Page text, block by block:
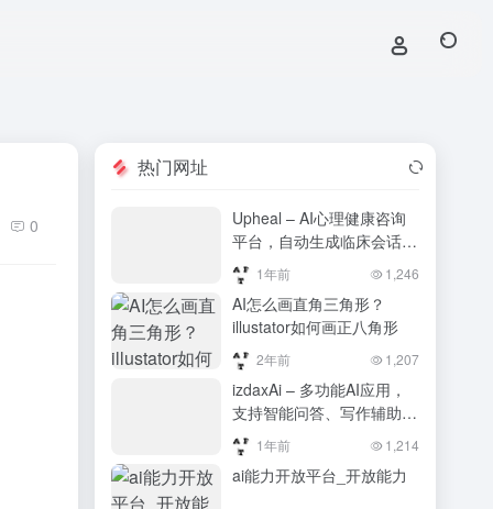
0
热门网址
Upheal – AI心理健康咨询
平台，自动生成临床会话笔
记，专业人士的新助手
1年前 1,246
AI怎么画直角三角形？
illustator如何画正八角形
2年前 1,207
izdaxAi – 多功能AI应用，
支持智能问答、写作辅助、
绘画创作等功能
1年前 1,214
ai能力开放平台_开放能力